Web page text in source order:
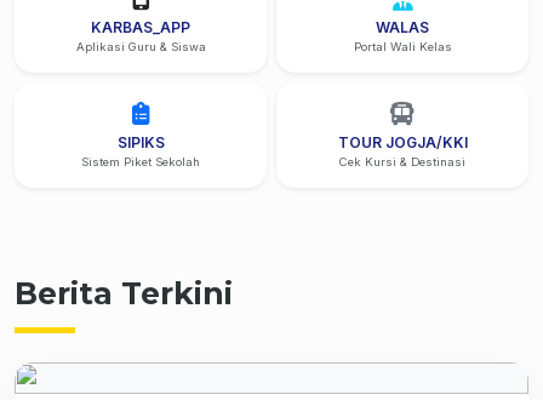
KARBAS_APP
Aplikasi Guru & Siswa
WALAS
Portal Wali Kelas
SIPIKS
Sistem Piket Sekolah
TOUR JOGJA/KKI
Cek Kursi & Destinasi
Berita Terkini